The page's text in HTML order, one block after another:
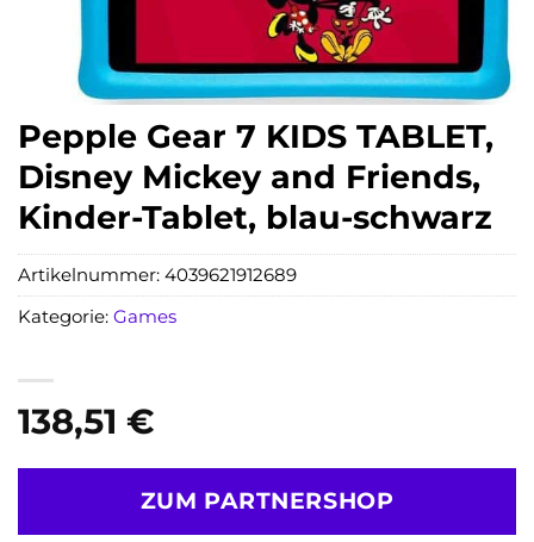
Pepple Gear 7 KIDS TABLET,
Disney Mickey and Friends,
Kinder-Tablet, blau-schwarz
138,51 €
ZUM PARTNERSHOP
Artikelnummer: 4039621912689
Kategorie: Games